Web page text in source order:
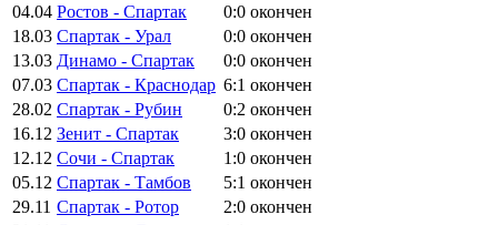
04.04 Ростов - Спартак 0:0 окончен
18.03 Спартак - Урал 0:0 окончен
13.03 Динамо - Спартак 0:0 окончен
07.03 Спартак - Краснодар 6:1 окончен
28.02 Спартак - Рубин 0:2 окончен
16.12 Зенит - Спартак 3:0 окончен
12.12 Сочи - Спартак 1:0 окончен
05.12 Спартак - Тамбов 5:1 окончен
29.11 Спартак - Ротор 2:0 окончен